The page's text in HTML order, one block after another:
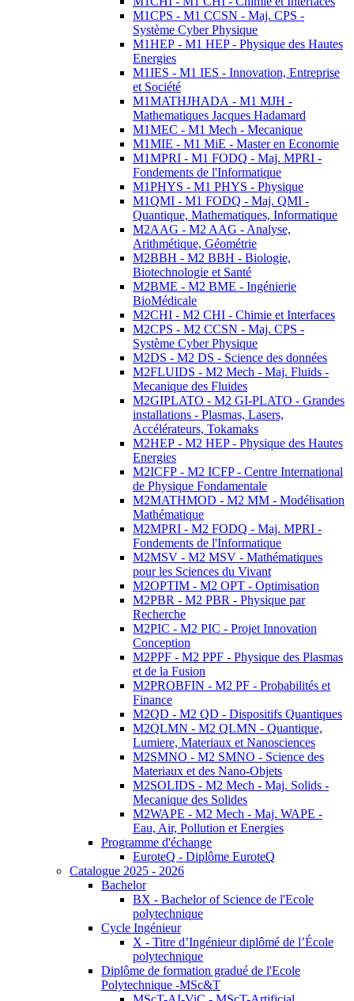
M1CPS - M1 CCSN - Maj. CPS -
Système Cyber Physique
M1HEP - M1 HEP - Physique des Hautes
Energies
M1IES - M1 IES - Innovation, Entreprise
et Société
M1MATHJHADA - M1 MJH -
Mathematiques Jacques Hadamard
M1MEC - M1 Mech - Mecanique
M1MIE - M1 MiE - Master en Economie
M1MPRI - M1 FODQ - Maj. MPRI -
Fondements de l'Informatique
M1PHYS - M1 PHYS - Physique
M1QMI - M1 FODQ - Maj. QMI -
Quantique, Mathematiques, Informatique
M2AAG - M2 AAG - Analyse,
Arithmétique, Géométrie
M2BBH - M2 BBH - Biologie,
Biotechnologie et Santé
M2BME - M2 BME - Ingénierie
BioMédicale
M2CHI - M2 CHI - Chimie et Interfaces
M2CPS - M2 CCSN - Maj. CPS -
Système Cyber Physique
M2DS - M2 DS - Science des données
M2FLUIDS - M2 Mech - Maj. Fluids -
Mecanique des Fluides
M2GIPLATO - M2 GI-PLATO - Grandes
installations - Plasmas, Lasers,
Accélérateurs, Tokamaks
M2HEP - M2 HEP - Physique des Hautes
Energies
M2ICFP - M2 ICFP - Centre International
de Physique Fondamentale
M2MATHMOD - M2 MM - Modélisation
Mathématique
M2MPRI - M2 FODQ - Maj. MPRI -
Fondements de l'Informatique
M2MSV - M2 MSV - Mathématiques
pour les Sciences du Vivant
M2OPTIM - M2 OPT - Optimisation
M2PBR - M2 PBR - Physique par
Recherche
M2PIC - M2 PIC - Projet Innovation
Conception
M2PPF - M2 PPF - Physique des Plasmas
et de la Fusion
M2PROBFIN - M2 PF - Probabilités et
Finance
M2QD - M2 QD - Dispositifs Quantiques
M2QLMN - M2 QLMN - Quantique,
Lumiere, Materiaux et Nanosciences
M2SMNO - M2 SMNO - Science des
Materiaux et des Nano-Objets
M2SOLIDS - M2 Mech - Maj. Solids -
Mecanique des Solides
M2WAPE - M2 Mech - Maj. WAPE -
Eau, Air, Pollution et Energies
Programme d'échange
EuroteQ - Diplôme EuroteQ
Catalogue 2025 - 2026
Bachelor
BX - Bachelor of Science de l'Ecole
polytechnique
Cycle Ingénieur
X - Titre d’Ingénieur diplômé de l’École
polytechnique
Diplôme de formation gradué de l'Ecole
Polytechnique -MSc&T